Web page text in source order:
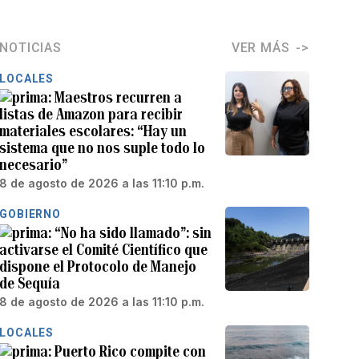
NOTICIAS VER MÁS
LOCALES
Maestros recurren a
listas de Amazon para recibir
materiales escolares: “Hay un
sistema que no nos suple todo lo
necesario”
8 de agosto de 2026 a las 11:10 p.m.
GOBIERNO
“No ha sido llamado”: sin
activarse el Comité Científico que
dispone el Protocolo de Manejo
de Sequía
8 de agosto de 2026 a las 11:10 p.m.
LOCALES
Puerto Rico compite con